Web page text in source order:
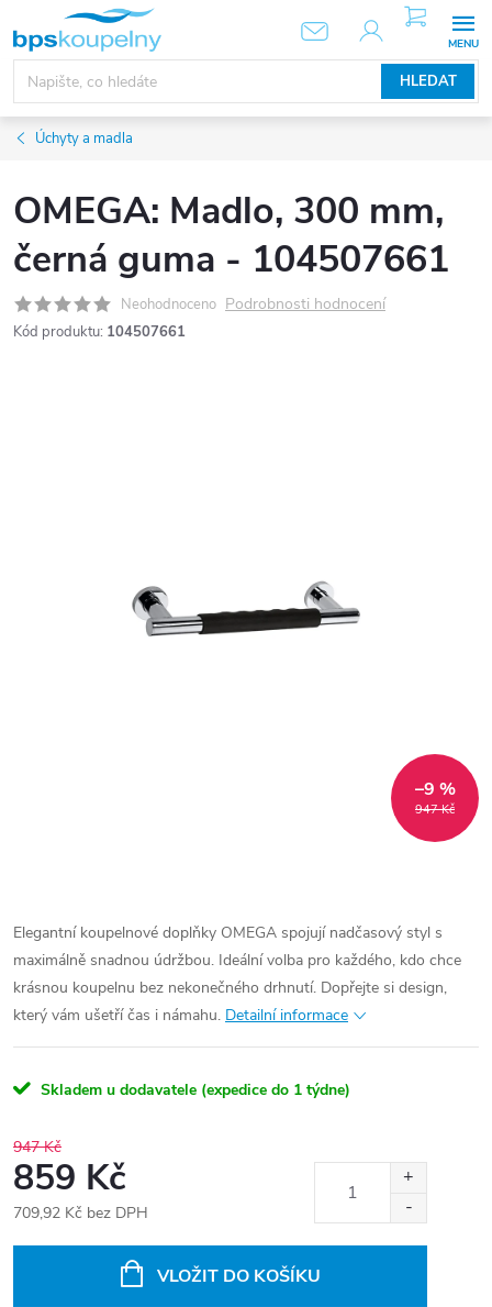
obsah
HLEDAT
NÁKUPNÍ
KOŠÍK
Úchyty a madla
OMEGA: Madlo, 300 mm,
černá guma - 104507661
Neohodnoceno Podrobnosti hodnocení
Kód produktu: 104507661
947 Kč
–9 %
Elegantní koupelnové doplňky OMEGA spojují nadčasový styl s
maximálně snadnou údržbou. Ideální volba pro každého, kdo chce
krásnou koupelnu bez nekonečného drhnutí. Dopřejte si design,
který vám ušetří čas i námahu. Detailní informace
Skladem u dodavatele (expedice do 1 týdne)
947 Kč
859 Kč
709,92 Kč bez DPH
VLOŽIT DO KOŠÍKU